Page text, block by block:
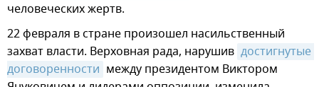
человеческих жертв.
22 февраля в стране произошел насильственный
захват власти. Верховная рада, нарушив достигнутые
договоренности между президентом Виктором